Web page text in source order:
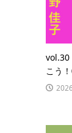
こう